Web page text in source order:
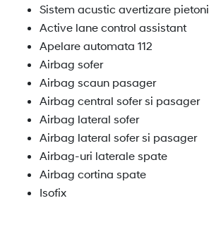
Sistem acustic avertizare pietoni
Active lane control assistant
Apelare automata 112
Airbag sofer
Airbag scaun pasager
Airbag central sofer si pasager
Airbag lateral sofer
Airbag lateral sofer si pasager
Airbag-uri laterale spate
Airbag cortina spate
Isofix